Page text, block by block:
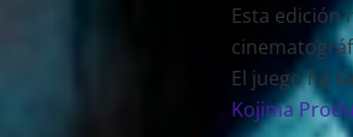
Esta edición
El juego ha
Kojima